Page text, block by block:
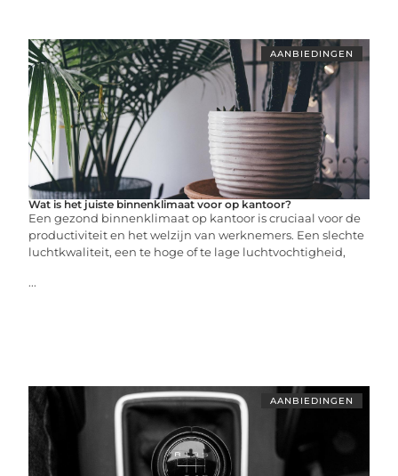
AANBIEDINGEN
Wat is het juiste binnenklimaat voor op kantoor?
Een gezond binnenklimaat op kantoor is cruciaal voor de
productiviteit en het welzijn van werknemers. Een slechte
luchtkwaliteit, een te hoge of te lage luchtvochtigheid,
...
AANBIEDINGEN